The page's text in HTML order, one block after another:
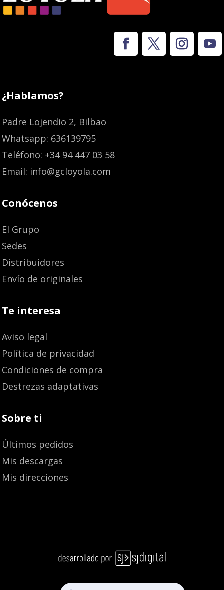
¿Hablamos?
Padre Lojendio 2, Bilbao
Whatsapp: 636139795
Teléfono: +34 94 447 03 58
Email: info@gcloyola.com
Conócenos
El Grupo
Sedes
Distribuidores
Envío de originales
Te interesa
Aviso legal
Política de privacidad
Condiciones de compra
Destrezas adaptativas
Sobre ti
Últimos pedidos
Mis descargas
Mis direcciones